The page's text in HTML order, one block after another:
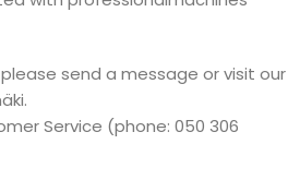
send a message or visit our
Service (phone: 050 306